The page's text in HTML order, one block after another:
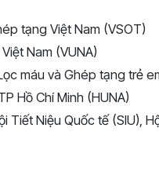
tạng Việt Nam (VSOT)
Nam (VUNA)
máu và Ghép tạng trẻ
Hồ Chí Minh (HUNA)
Tiết Niệu Quốc tế (SIU),